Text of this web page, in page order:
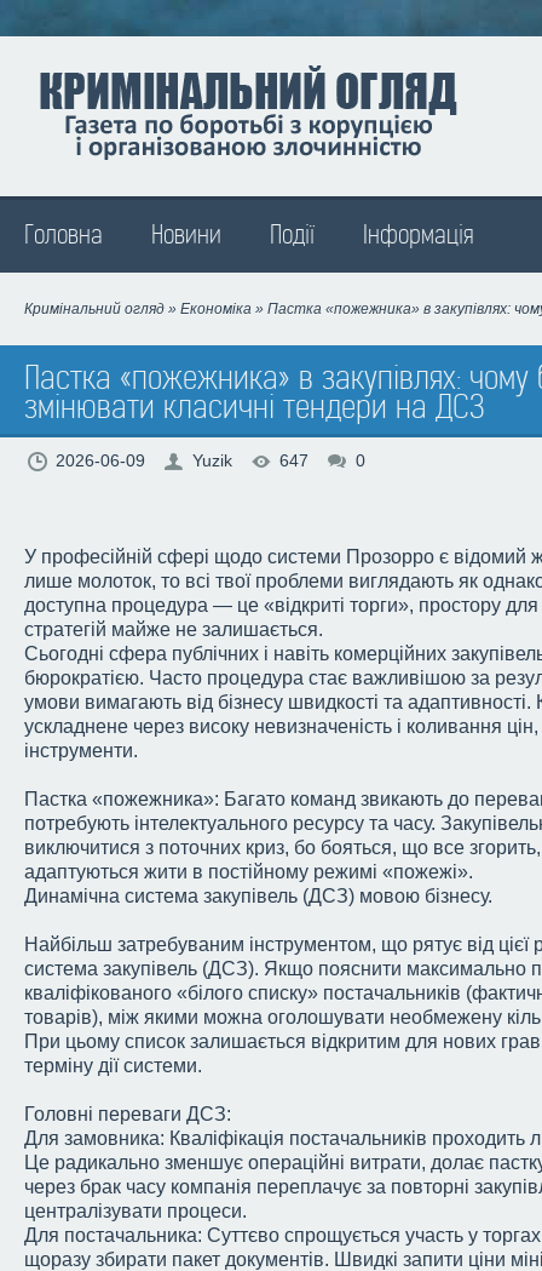
Головна Новини Події Інформація
Кримінальний огляд » Економіка » Пастка «пожежника» в закупівлях:
Пастка «пожежника» в закупівлях: чому
змінювати класичні тендери на ДСЗ
2026-06-09 Yuzik 647 0
У професійній сфері щодо системи Прозорро є відомий
лише молоток, то всі твої проблеми виглядають як
доступна процедура — це «відкриті торги», простору для
стратегій майже не залишається.
Сьогодні сфера публічних і навіть комерційних
бюрократією. Часто процедура стає важливішою за
умови вимагають від бізнесу швидкості та
ускладнене через високу невизначеність і коливання
інструменти.
Пастка «пожежника»: Багато команд звикають до
потребують інтелектуального ресурсу та часу.
виключитися з поточних криз, бо бояться, що все згорить,
адаптуються жити в постійному режимі «пожежі».
Динамічна система закупівель (ДСЗ) мовою бізнесу.
Найбільш затребуваним інструментом, що рятує від цієї
система закупівель (ДСЗ). Якщо пояснити максимально
кваліфікованого «білого списку» постачальників
товарів), між якими можна оголошувати необмежену
При цьому список залишається відкритим для нових
терміну дії системи.
Головні переваги ДСЗ:
Для замовника: Кваліфікація постачальників проходить
Це радикально зменшує операційні витрати, долає
через брак часу компанія переплачує за повторні
централізувати процеси.
Для постачальника: Суттєво спрощується участь у
щоразу збирати пакет документів. Швидкі запити ціни